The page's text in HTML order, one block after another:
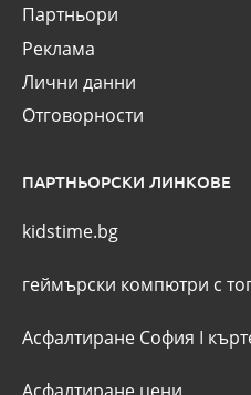
Партньори
Реклама
Лични данни
Отговорности
ПАРТНЬОРСКИ ЛИНКОВЕ
kidstime.bg
геймърски компютри с
Асфалтиране София I